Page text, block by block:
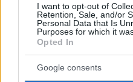
I want to opt-out of
Retention, Sale, and/or
Personal Data that Is
Purposes for which it
Opted In
Google consents